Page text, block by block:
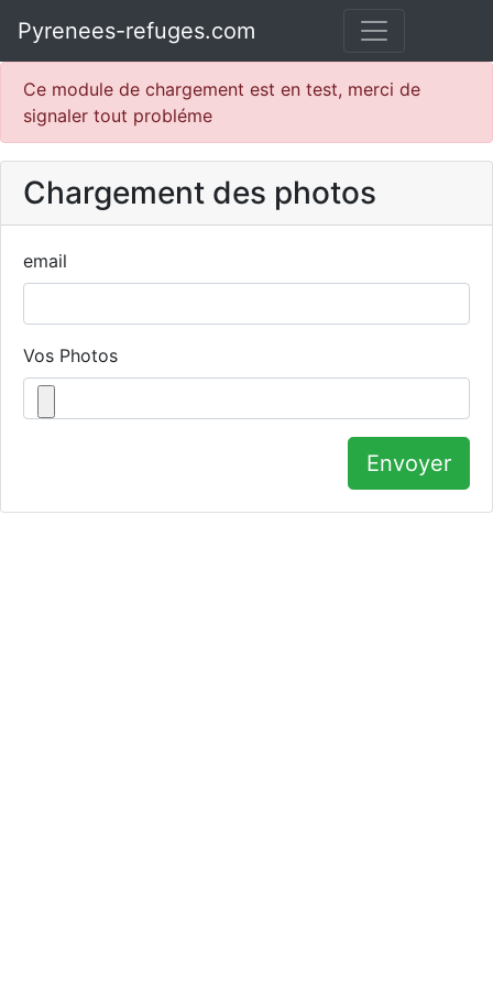
Pyrenees-refuges.com
Ce module de chargement est en test, merci de
signaler tout probléme
Chargement des photos
email
Vos Photos
Envoyer